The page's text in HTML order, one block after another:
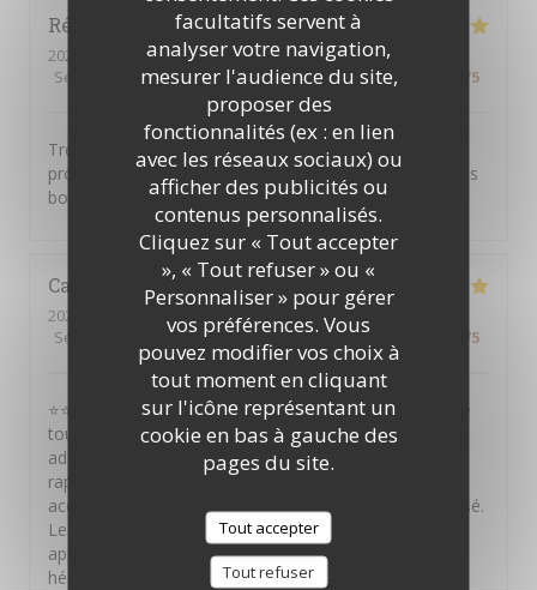
facultatifs servent à
analyser votre navigation,
mesurer l'audience du site,
proposer des
fonctionnalités (ex : en lien
avec les réseaux sociaux) ou
afficher des publicités ou
contenus personnalisés.
Cliquez sur « Tout accepter
», « Tout refuser » ou «
Personnaliser » pour gérer
vos préférences. Vous
pouvez modifier vos choix à
tout moment en cliquant
sur l'icône représentant un
cookie en bas à gauche des
pages du site.
Tout accepter
Tout refuser
Régine
2026-08-05
- 12:30 - Couverts 7
Service
Ambiance: 5/5 Cuisine: 5/5 Qualité / Prix /5
Très bon restaurant, le personnel est bienveillant et
professionnel. Merci encore pour cet accueil et pour les
bons plats.
Catina
2026-08-01
- 22:30 - Couverts 10
Service
Ambiance:5/5 Cuisine: 5 /5 Qualité / Prix /5
⭐⭐⭐⭐⭐ Je recommande vivement ce restaurant ! Situé
tout près du Théâtre Mogador, c'est une excellente
adresse avant ou après un spectacle. Le service est
rapide, efficace et de grande qualité. L'équipe est
accueillante, attentive et tout est parfaitement organisé.
Les plats sont très bons et le rapport qualité-prix est
appréciable. Une adresse que je recommande sans
hésiter !